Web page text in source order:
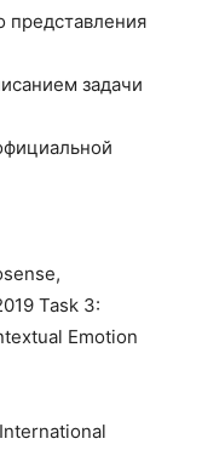
представления
задачи
Task 3:
Emotion